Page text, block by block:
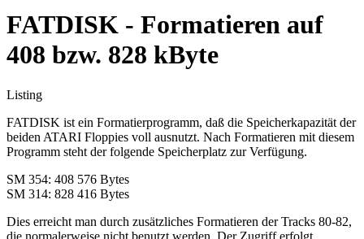
FATDISK - Formatieren auf
408 bzw. 828 kByte
Listing
FATDISK ist ein Formatierprogramm, daß die Speicherkapazität der
beiden ATARI Floppies voll ausnutzt. Nach Formatieren mit diesem
Programm steht der folgende Speicherplatz zur Verfügung.
SM 354: 408 576 Bytes
SM 314: 828 416 Bytes
Dies erreicht man durch zusätzliches Formatieren der Tracks 80-82,
die normalerweise nicht benutzt werden. Der Zugriff erfolgt